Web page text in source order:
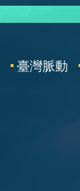
臺灣脈動